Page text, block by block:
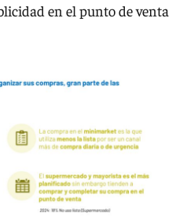
en el punto de venta